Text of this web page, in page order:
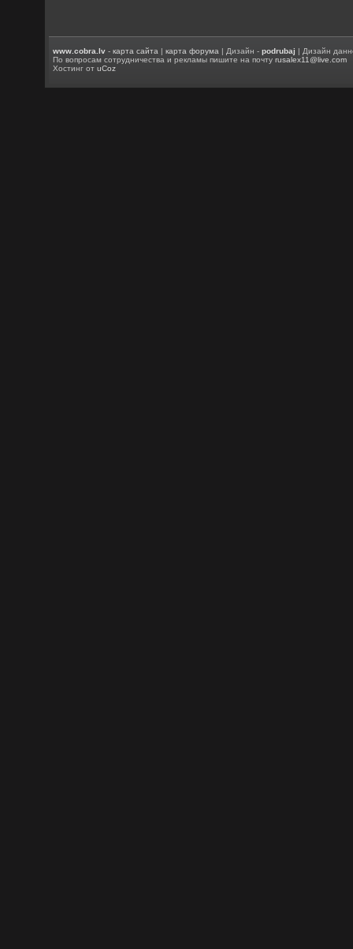
www.cobra.lv -карта сайта |карта форума | Дизайн -podrubaj | Дизайн
По вопросам сотрудничества и рекламы пишите на почтуrusalex11@live.com
Хостинг отuCoz